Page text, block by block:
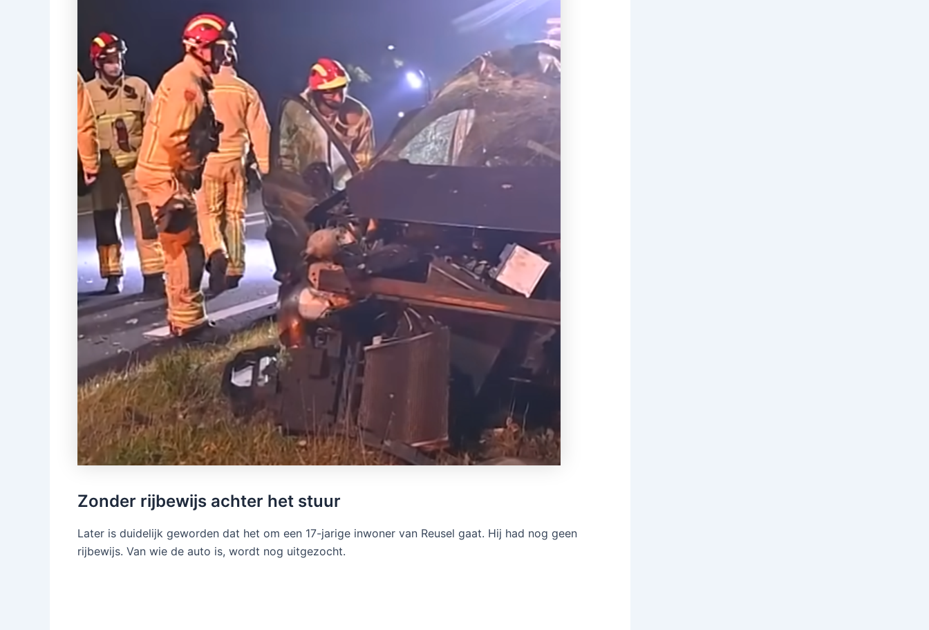
Zonder rijbewijs achter het stuur
Later is duidelijk geworden dat het om een 17-jarige inwoner van Reusel gaat. Hij had nog geen
rijbewijs. Van wie de auto is, wordt nog uitgezocht.